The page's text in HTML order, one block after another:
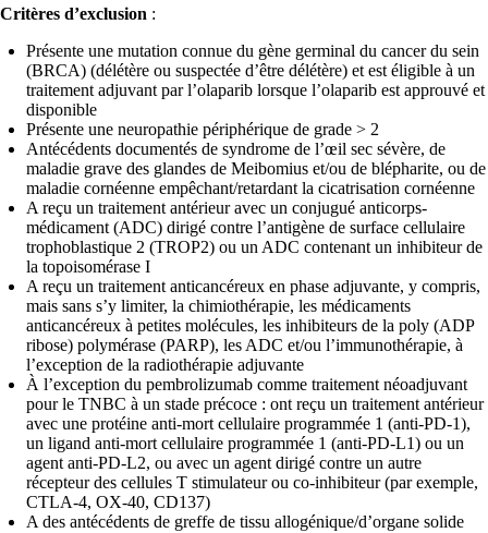
Critères d’exclusion :
Présente une mutation connue du gène germinal du cancer du sein
(BRCA) (délétère ou suspectée d’être délétère) et est éligible à un
traitement adjuvant par l’olaparib lorsque l’olaparib est approuvé et
disponible
Présente une neuropathie périphérique de grade > 2
Antécédents documentés de syndrome de l’œil sec sévère, de
maladie grave des glandes de Meibomius et/ou de blépharite, ou de
maladie cornéenne empêchant/retardant la cicatrisation cornéenne
A reçu un traitement antérieur avec un conjugué anticorps-
médicament (ADC) dirigé contre l’antigène de surface cellulaire
trophoblastique 2 (TROP2) ou un ADC contenant un inhibiteur de
la topoisomérase I
A reçu un traitement anticancéreux en phase adjuvante, y compris,
mais sans s’y limiter, la chimiothérapie, les médicaments
anticancéreux à petites molécules, les inhibiteurs de la poly (ADP
ribose) polymérase (PARP), les ADC et/ou l’immunothérapie, à
l’exception de la radiothérapie adjuvante
À l’exception du pembrolizumab comme traitement néoadjuvant
pour le TNBC à un stade précoce : ont reçu un traitement antérieur
avec une protéine anti-mort cellulaire programmée 1 (anti-PD-1),
un ligand anti-mort cellulaire programmée 1 (anti-PD-L1) ou un
agent anti-PD-L2, ou avec un agent dirigé contre un autre
récepteur des cellules T stimulateur ou co-inhibiteur (par exemple,
CTLA-4, OX-40, CD137)
A des antécédents de greffe de tissu allogénique/d’organe solide